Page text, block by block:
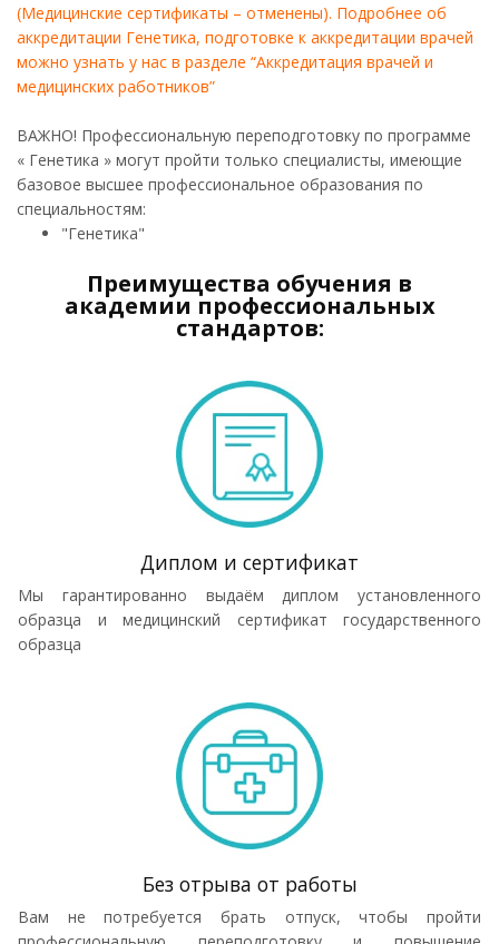
(Медицинские сертификаты – отменены). Подробнее об
аккредитации Генетика, подготовке к аккредитации врачей
можно узнать у нас в разделе “Аккредитация врачей и
медицинских работников”
ВАЖНО! Профессиональную переподготовку по программе
« Генетика » могут пройти только специалисты, имеющие
базовое высшее профессиональное образования по
специальностям:
"Генетика"
Преимущества обучения в
академии профессиональных
стандартов:
Диплом и сертификат
Мы гарантированно выдаём диплом установленного
образца и медицинский сертификат государственного
образца
Без отрыва от работы
Вам не потребуется брать отпуск, чтобы пройти